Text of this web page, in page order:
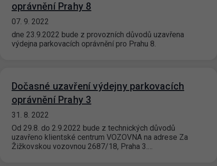
oprávnění Prahy 8
07. 9. 2022
dne 23.9.2022 bude z provozních důvodů uzavřena
výdejna parkovacích oprávnění pro Prahu 8.
Dočasné uzavření výdejny parkovacích
oprávnění Prahy 3
31. 8. 2022
Od 29.8. do 2.9.2022 bude z technických důvodů
uzavřeno klientské centrum VOZOVNA na adrese Za
Žižkovskou vozovnou 2687/18, Praha 3.…